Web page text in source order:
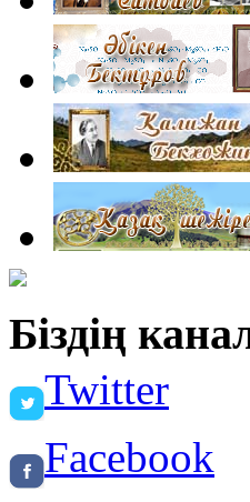
Біздің
Twitter
Facebook